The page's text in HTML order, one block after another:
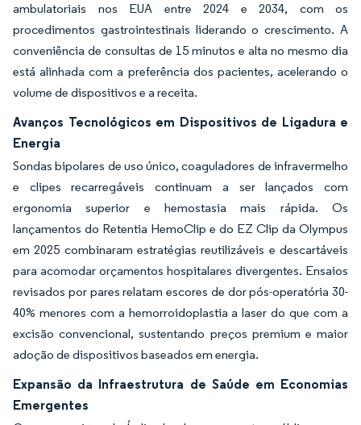
ambulatoriais nos EUA entre 2024 e 2034, com os
procedimentos gastrointestinais liderando o crescimento. A
conveniência de consultas de 15 minutos e alta no mesmo dia
está alinhada com a preferência dos pacientes, acelerando o
volume de dispositivos e a receita.
Avanços Tecnológicos em Dispositivos de Ligadura e
Energia
Sondas bipolares de uso único, coaguladores de infravermelho
e clipes recarregáveis continuam a ser lançados com
ergonomia superior e hemostasia mais rápida. Os
lançamentos do Retentia HemoClip e do EZ Clip da Olympus
em 2025 combinaram estratégias reutilizáveis e descartáveis
para acomodar orçamentos hospitalares divergentes. Ensaios
revisados por pares relatam escores de dor pós-operatória 30-
40% menores com a hemorroidoplastia a laser do que com a
excisão convencional, sustentando preços premium e maior
adoção de dispositivos baseados em energia.
Expansão da Infraestrutura de Saúde em Economias
Emergentes